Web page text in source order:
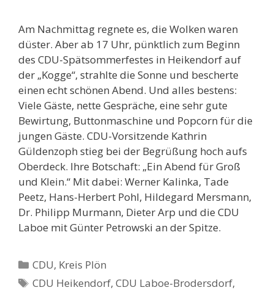
Am Nachmittag regnete es, die Wolken waren
düster. Aber ab 17 Uhr, pünktlich zum Beginn
des CDU-Spätsommerfestes in Heikendorf auf
der „Kogge“, strahlte die Sonne und bescherte
einen echt schönen Abend. Und alles bestens:
Viele Gäste, nette Gespräche, eine sehr gute
Bewirtung, Buttonmaschine und Popcorn für die
jungen Gäste. CDU-Vorsitzende Kathrin
Güldenzoph stieg bei der Begrüßung hoch aufs
Oberdeck. Ihre Botschaft: „Ein Abend für Groß
und Klein.“ Mit dabei: Werner Kalinka, Tade
Peetz, Hans-Herbert Pohl, Hildegard Mersmann,
Dr. Philipp Murmann, Dieter Arp und die CDU
Laboe mit Günter Petrowski an der Spitze.
Kategorien
CDU, Kreis Plön
Schlagwörter
CDU Heikendorf,CDU Laboe-Brodersdorf,